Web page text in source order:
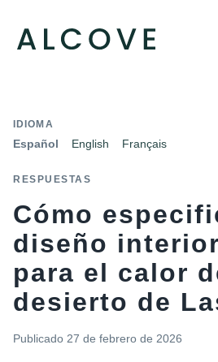
IDIOMA
Español English Français
RESPUESTAS
Cómo
diseño
para el calor
desierto de
Publicado 27 de febrero de 2026